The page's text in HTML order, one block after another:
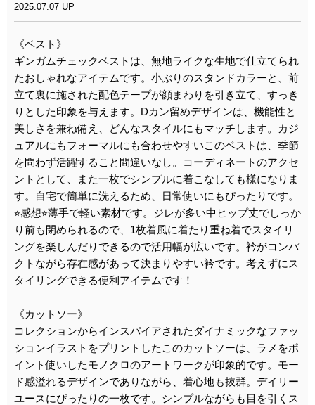
2025.07.07 UP
《ベスト》
ギンガムチェックベストは、無地ライクな生地で仕立てられ
たおしゃれなアイテムです。小ぶりのスタンドカラーと、前
立て裏に施された配色テープが顔まわりを引き立て、すっき
りとした印象を与えます。Dカン留めデザインは、機能性と
美しさを兼ね備え、どんなスタイルにもマッチします。カジ
ュアルにもフォーマルにも合わせやすいこのベストは、季節
を問わず活躍すること間違いなし。コーディネートのアクセ
ントとして、また一枚でシンプルに着こなしても様になりま
す。自宅で簡単に洗えるため、日常使いにもぴったりです。
⭐︎感想⭐︎薄手で軽い素材です。ジレが多い中ヒップ丈でしっか
り前も閉められるので、1枚着風に着たり重ね着でスタイリ
ングを楽しんだりできるので活用幅が広いです。衿がコンパ
クトながら存在感があって決まりやすい衿です。考えずにス
タイリングできる便利アイテムです！
《カットソー》
コレクションからインスパイアされたダイナミックなファッ
ションイラストをプリントしたこのカットソーは、ラメをポ
イント使いしたモノクロのアートワークが印象的です。モー
ド感溢れるデザインでありながら、着心地も抜群。デイリー
ユースにぴったりの一枚です。シンプルながらも目を引くス